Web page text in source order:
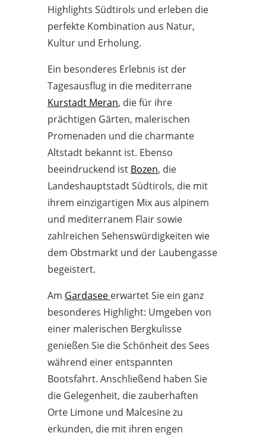
Highlights Südtirols und erleben die
perfekte Kombination aus Natur,
Kultur und Erholung.
Ein besonderes Erlebnis ist der
Tagesausflug in die mediterrane
Kurstadt Meran, die für ihre
prächtigen Gärten, malerischen
Promenaden und die charmante
Altstadt bekannt ist. Ebenso
beeindruckend ist Bozen, die
Landeshauptstadt Südtirols, die mit
ihrem einzigartigen Mix aus alpinem
und mediterranem Flair sowie
zahlreichen Sehenswürdigkeiten wie
dem Obstmarkt und der Laubengasse
begeistert.
Am Gardasee erwartet Sie ein ganz
besonderes Highlight: Umgeben von
einer malerischen Bergkulisse
genießen Sie die Schönheit des Sees
während einer entspannten
Bootsfahrt. Anschließend haben Sie
die Gelegenheit, die zauberhaften
Orte Limone und Malcesine zu
erkunden, die mit ihren engen